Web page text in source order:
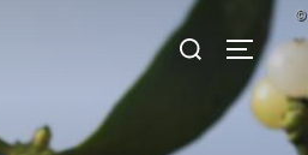
Suchen